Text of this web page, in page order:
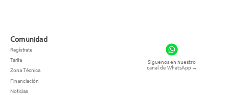
Comunidad
Regístrate
Tarifa
Zona Técnica
Financiación
Noticias
Síguenos en nuestro
canal de WhatsApp →